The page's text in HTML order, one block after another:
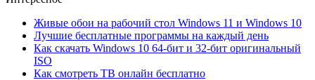
Живые обои на рабочий стол Windows 11 и Windows 10
Лучшие бесплатные программы на каждый день
Как скачать Windows 10 64-бит и 32-бит оригинальный
ISO
Как смотреть ТВ онлайн бесплатно